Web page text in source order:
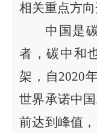
相关重点方向
中国是
者 ，碳中和
架， 自2020
世界承诺中国
前达到峰值